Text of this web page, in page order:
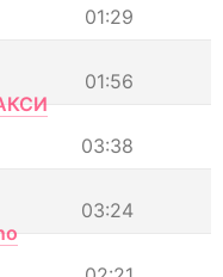
01:29
01:56
03:38
03:24